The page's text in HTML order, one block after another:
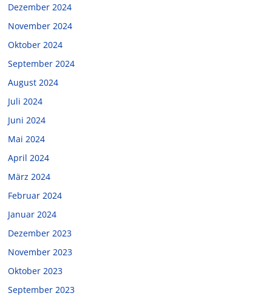
Dezember 2024
November 2024
Oktober 2024
September 2024
August 2024
Juli 2024
Juni 2024
Mai 2024
April 2024
März 2024
Februar 2024
Januar 2024
Dezember 2023
November 2023
Oktober 2023
September 2023